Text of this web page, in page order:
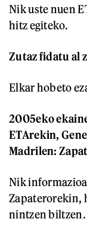
Nik uste nuen
hitz egiteko.
Zutaz fidatu al
Elkar hobeto
2005eko
ETArekin,
Madrilen:
Nik
Zapaterorekin,
nintzen biltzen.